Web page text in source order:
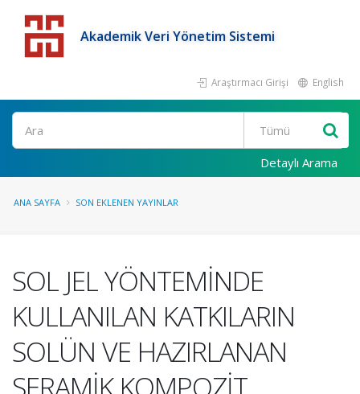
Akademik Veri Yönetim Sistemi
Araştırmacı Girişi English
Detaylı Arama
ANA SAYFA SON EKLENEN YAYINLAR
SOL JEL YÖNTEMİNDE
KULLANILAN KATKILARIN
SOLÜN VE HAZIRLANAN